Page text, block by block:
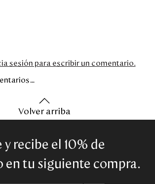
sesión para escribir un comentario.
Volver arriba
y recibe el 10% de
en tu siguiente compra.